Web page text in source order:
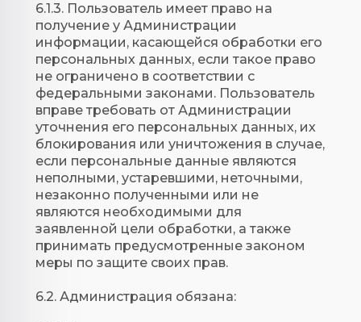
6.1.3. Пользователь имеет право на
получение у Администрации
информации, касающейся обработки его
персональных данных, если такое право
не ограничено в соответствии с
федеральными законами. Пользователь
вправе требовать от Администрации
уточнения его персональных данных, их
блокирования или уничтожения в случае,
если персональные данные являются
неполными, устаревшими, неточными,
незаконно полученными или не
являются необходимыми для
заявленной цели обработки, а также
принимать предусмотренные законом
меры по защите своих прав.
6.2. Администрация обязана: